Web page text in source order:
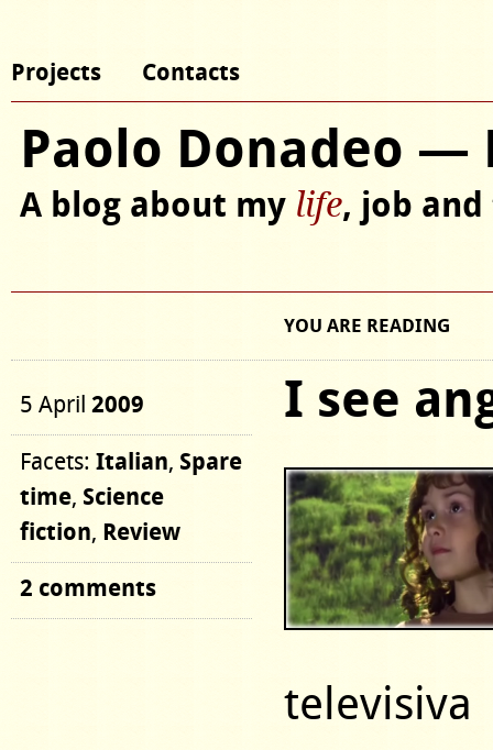
Projects Contacts
Paolo Donadeo —
A blog about my life, job
YOU ARE READING
5 April 2009
Facets: Italian, Spare
time, Science
fiction, Review
2 comments
I see